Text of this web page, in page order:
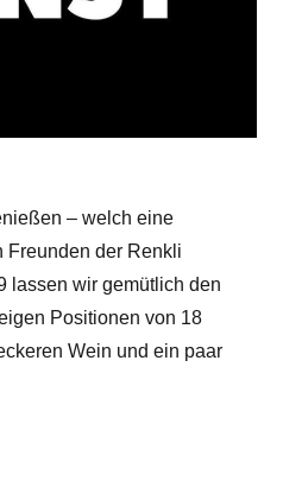
– welch eine
Freunden der Renkli
lassen wir gemütlich den
Positionen von 18
Wein und ein paar